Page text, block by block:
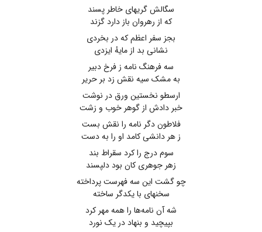
سگالش گریهای خاطر پسند
که از رهروان باز دارد گزند
بجز سفر اعظم که در بخردی
نشانی بد از مایهٔ ایزدی
سه فرهنگ نامه ز فرخ دبیر
به مشک سیه نقش زد بر حریر
ارسطو نخستین ورق در نوشت
خبر دادش از گوهر خوب و زشت
فلاطون دگر نامه را نقش بست
ز هر دانشی کامد او را به دست
سوم درج را کرد سقراط بند
زهر جوهری کان بود دلپسند
چو گشت این سه فهرست پرداخته
سخنهای با یکدگر ساخته
شه آن نامه‌ها را همه مهر کرد
بپیچید و بنهاد در یک نورد